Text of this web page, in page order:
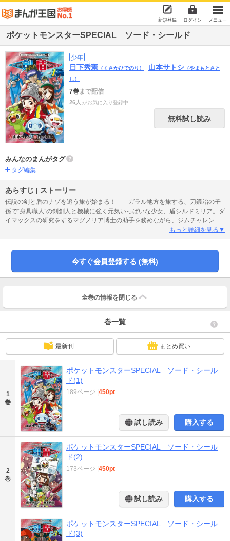
新規登録 ログイン メニュー
ポケットモンスターSPECIAL ソード・シールド
少年
日下秀憲 （くさかひでのり） 山本サトシ （やまもとさと
し）
7巻まで配信
26人 がお気に入り登録中
無料試し読み
みんなのまんがタグ
タグ編集
あらすじ | ストーリー
伝説の剣と盾のナゾを追う旅が始まる！ ガラル地方を旅する、刀鍛冶の子
孫で“身具職人”の剣創人と機械に強く元気いっぱいな少女、盾シルドミリア。ダ
イマックスの研究をするマグノリア博士の助手を務めながら、ジムチャレンジ
もっと詳細を見る▼
今すぐ会員登録する (無料)
全巻の情報を 閉じる
巻一覧
最新刊 まとめ買い
1
巻
ポケットモンスターSPECIAL ソード・シール
ド(1)
189ページ 450pt
試し読み 購入する
2
巻
ポケットモンスターSPECIAL ソード・シール
ド(2)
173ページ 450pt
試し読み 購入する
ポケットモンスターSPECIAL ソード・シール
ド(3)